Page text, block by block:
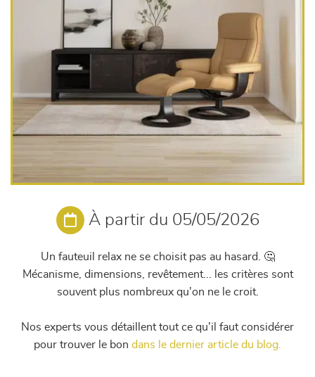
À partir du 05/05/2026
Un fauteuil relax ne se choisit pas au hasard. 🤔
Mécanisme, dimensions, revêtement... les critères sont
souvent plus nombreux qu'on ne le croit.
Nos experts vous détaillent tout ce qu'il faut considérer
pour trouver le bon dans le dernier article du blog.